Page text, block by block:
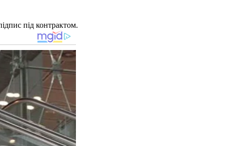
під контрактом.